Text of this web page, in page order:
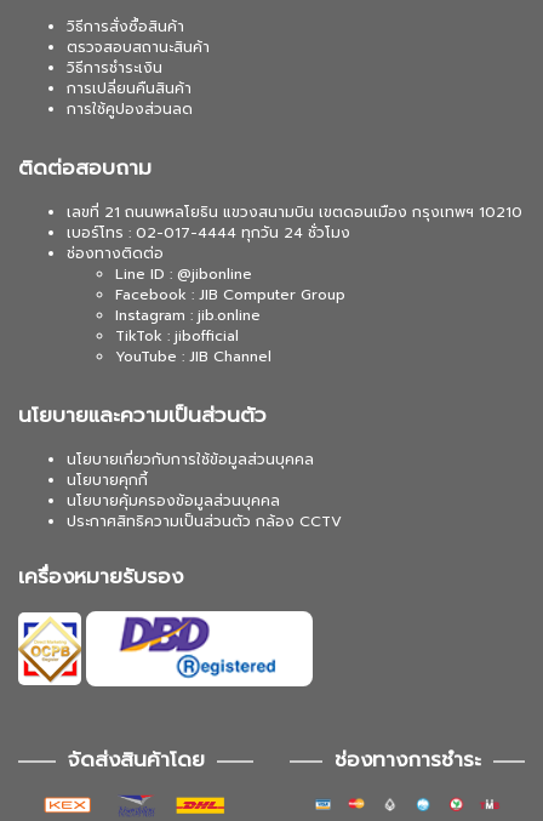
วิธีการสั่งซื้อสินค้า
ตรวจสอบสถานะสินค้า
วิธีการชำระเงิน
การเปลี่ยนคืนสินค้า
การใช้คูปองส่วนลด
ติดต่อสอบถาม
เลขที่ 21 ถนนพหลโยธิน แขวงสนามบิน เขตดอนเมือง กรุงเทพฯ 10210
เบอร์โทร : 02-017-4444 ทุกวัน 24 ชั่วโมง
ช่องทางติดต่อ
Line ID : @jibonline
Facebook : JIB Computer Group
Instagram : jib.online
TikTok : jibofficial
YouTube : JIB Channel
นโยบายและความเป็นส่วนตัว
นโยบายเกี่ยวกับการใช้ข้อมูลส่วนบุคคล
นโยบายคุกกี้
นโยบายคุ้มครองข้อมูลส่วนบุคคล
ประกาศสิทธิความเป็นส่วนตัว กล้อง CCTV
เครื่องหมายรับรอง
จัดส่งสินค้าโดย ช่องทางการชำระ